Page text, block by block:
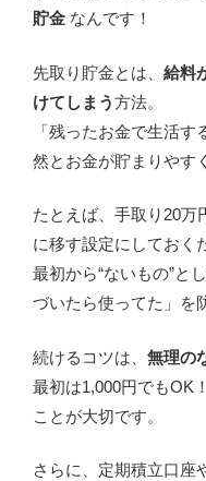
貯金 なんです！
先取り貯金とは、 給料
けてしまう方法。
「残ったお金で生活
然とお金が貯まりやす
たとえば、手取り20万
に移す設定にしておく
最初から“ないもの”と
づいたら使ってた」を
続けるコツは、 無理の
最初は1,000円でもOK
ことが大切です。
さらに、定期積立口座